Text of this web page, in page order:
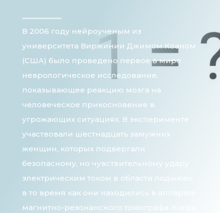
В 2006 году нейроученым из
университета Виржинии Джимом Коаном
(США) было проведено первое в мире
неврологическое исследование,
показывающее реакцию мозга на
человеческое прикосновение в
угрожающих ситуациях. В эксперименте
участвовали шестнадцать замужних
женщин, которых подвергали
безопасному, но чувствительному удару
электрическим током в области лодыжек,
в то время как они находились в аппарате
магнитно-резонансного томографа. Когда